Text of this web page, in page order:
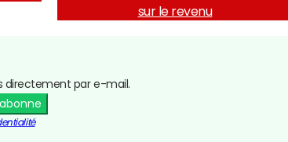
sur le revenu
directement par e-mail.